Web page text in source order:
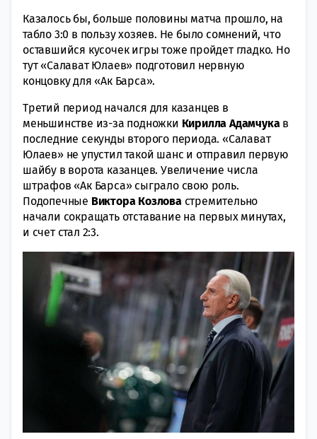
Казалось бы, больше половины матча прошло, на
табло 3:0 в пользу хозяев. Не было сомнений, что
оставшийся кусочек игры тоже пройдет гладко. Но
тут «Салават Юлаев» подготовил нервную
концовку для «Ак Барса».
Третий период начался для казанцев в
меньшинстве из-за подножки Кирилла Адамчукав
последние секунды второго периода. «Салават
Юлаев» не упустил такой шанс и отправил первую
шайбу в ворота казанцев. Увеличение числа
штрафов «Ак Барса» сыграло свою роль.
Подопечные Виктора Козловастремительно
начали сокращать отставание на первых минутах,
и счет стал 2:3.